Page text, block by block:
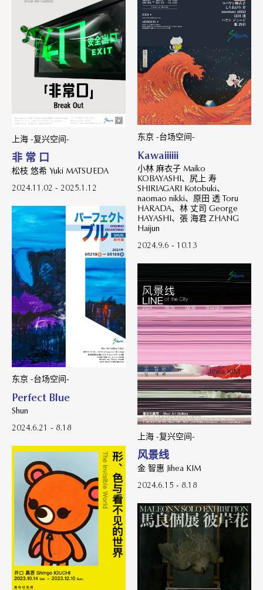
上海 -复兴空间-
非 常 口
松枝 悠希 Yuki MATSUEDA
2024.11.02 - 2025.1.12
东京 -台场空间-
Kawaiiiiii
小林 麻衣子 Maiko
KOBAYASHI、尻上 寿
SHIRIAGARI Kotobuki、
naomao nikki、原田 透 Toru
HARADA、林 丈司 George
HAYASHI、張 海君 ZHANG
Haijun
2024.9.6 - 10.13
东京 -台场空间-
Perfect Blue
Shun
2024.6.21 - 8.18
上海 -复兴空间-
风景线
金 智惠 Jihea KIM
2024.6.15 - 8.18